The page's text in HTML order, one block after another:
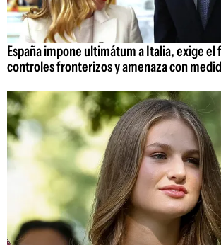
España impone ultimátum a Italia, exige el
controles fronterizos y amenaza con